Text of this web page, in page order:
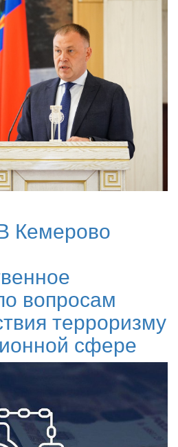
Кемерово
вопросам
терроризму
сфере